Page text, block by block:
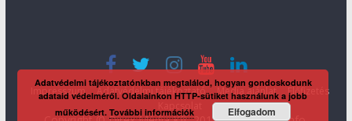
Impresszum Adatvédelmi tájékoztató Média ajánlat
Előfizetés
Adatvédelmi tájékoztatónkban megtalálod, hogyan gondoskodunk
adataid védelméről. Oldalainkon HTTP-sütiket használunk a jobb
működésért.További információk Elfogadom